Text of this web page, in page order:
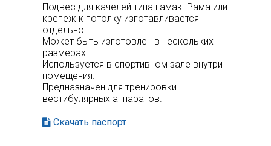
Подвес для качелей типа гамак. Рама или
крепеж к потолку изготавливается
отдельно.
Может быть изготовлен в нескольких
размерах.
Используется в спортивном зале внутри
помещения.
Предназначен для тренировки
вестибулярных аппаратов.
Скачать паспорт